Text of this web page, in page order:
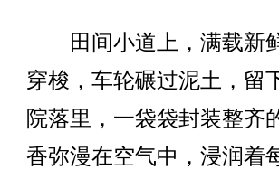
田间小道上，满载新
穿梭，车轮碾过泥土，留
院落里，一袋袋封装整齐
香弥漫在空气中，浸润着